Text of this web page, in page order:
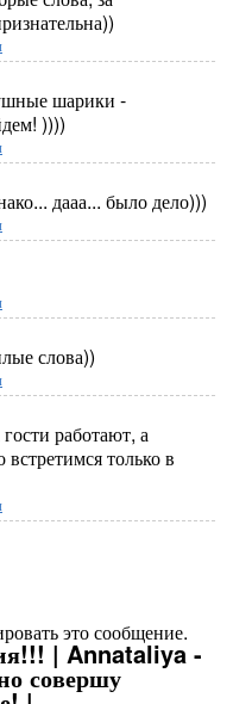
шарики -
))))
дааа... было дело)))
слова))
работают, а
только в
это сообщение.
| Annataliya -
совершу